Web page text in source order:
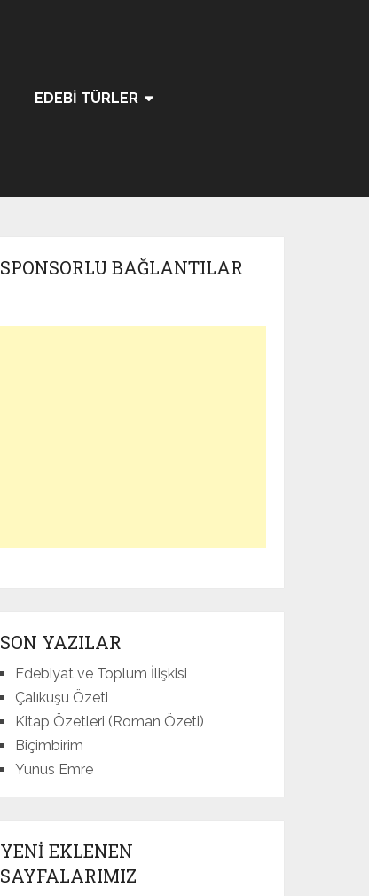
EDEBI TÜRLER
SPONSORLU BAĞLANTILAR
SON YAZILAR
Edebiyat ve Toplum İlişkisi
Çalıkuşu Özeti
Kitap Özetleri (Roman Özeti)
Biçimbirim
Yunus Emre
YENI EKLENEN
SAYFALARIMIZ